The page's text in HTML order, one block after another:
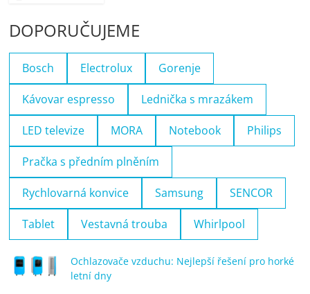
DOPORUČUJEME
Bosch Electrolux Gorenje
Kávovar espresso Lednička s mrazákem
LED televize MORA Notebook Philips
Pračka s předním plněním
Rychlovarná konvice Samsung SENCOR
Tablet Vestavná trouba Whirlpool
Ochlazovače vzduchu: Nejlepší řešení pro horké
letní dny